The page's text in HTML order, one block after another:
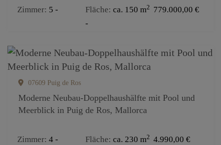
Zimmer 5 Fläche ca. 150 m2 779.000,00 €
Moderne Neubau-Doppelhaushälfte mit Pool und
Meerblick in Puig de Ros, Mallorca
07609 Puig de Ros
Zimmer 4 Fläche ca. 230 m2 4.990,00 €